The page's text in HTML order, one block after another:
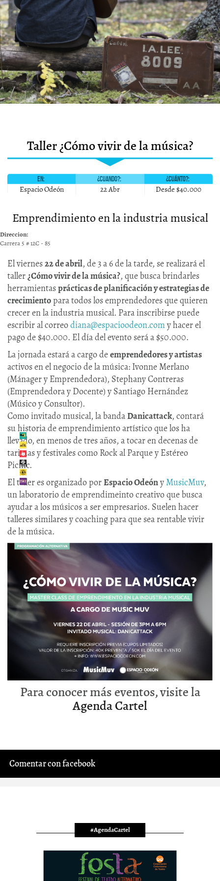
Taller ¿Cómo vivir de la música?
EN:
Espacio Odeón
¿CUANDO?:
22 Abr
¿CUÁNTO?:
Desde $40.000
Emprendimiento en la industria musical
Direccion:
Carrera 5 # 12C - 85
El viernes22 de abril, de 3 a 6 de la tarde, se realizará el
taller¿Cómo vivir de la música?, que busca brindarles
herramientasprácticas de planificación y estrategias de
crecimientopara todos los emprendedores que quieren
crecer en la industria musical. Para inscribirse puede
escribir al correodiana@espacioodeon.comy hacer el
pago de $40.000. El día del evento será a $50.000.
La jornada estará a cargo deemprendedores y artistas
activos en el negocio de la música: Ivonne Merlano
(Mánager y Emprendedora), Stephany Contreras
(Emprendedora y Docente) y Santiago Hernández
(Músico y Consultor).
Como invitado musical, la bandaDanicattack, contará
su historia de emprendimiento artístico que los ha
llevado, en menos de tres años, a tocar en decenas de
tarimas y festivales como Rock al Parque y Estéreo
Picnic.
El taller es organizado porEspacio Odeóny MusicMuv,
un laboratorio de emprendimeinto creativo que busca
ayudar a los músicos a ser empresarios. Suelen hacer
talleres similares y coaching para que sea rentable vivir
de la música.
Para conocer más eventos, visite la
Agenda Cartel
Comentar con facebook
#AgendaCartel